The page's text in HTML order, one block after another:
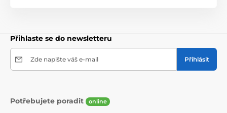
Přihlaste se do newsletteru
Zde napište váš e-mail Přihlásit
Potřebujete poradit online